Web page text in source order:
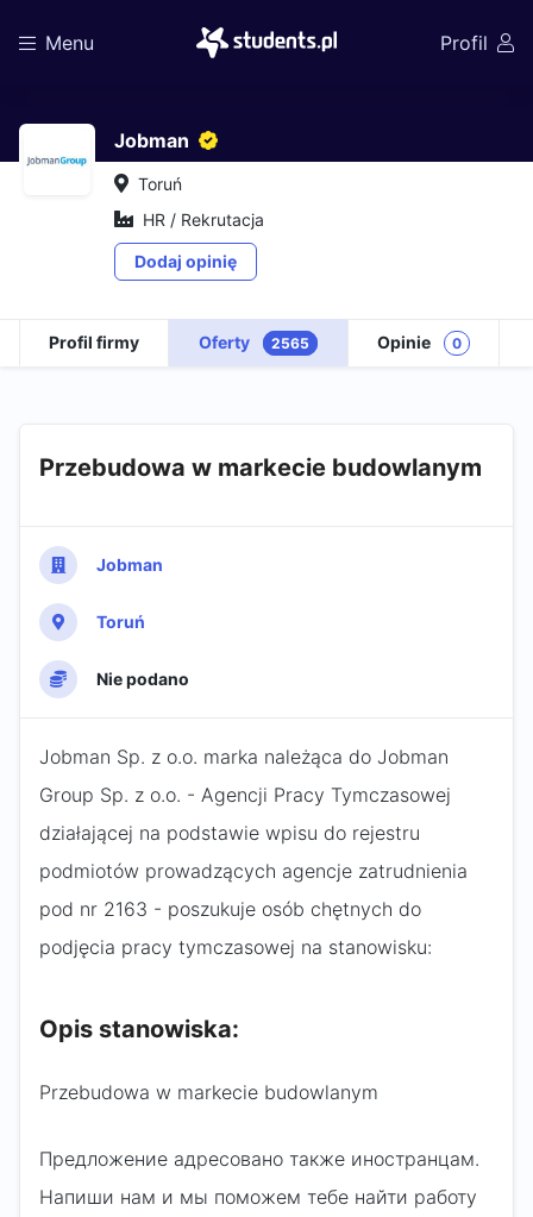
Menu Profil
Jobman
Toruń
HR / Rekrutacja
Dodaj opinię
Profil firmy Oferty 2565 Opinie 0
Przebudowa w markecie budowlanym
Jobman
Toruń
Nie podano
Jobman Sp. z o.o. marka należąca do Jobman
Group Sp. z o.o. - Agencji Pracy Tymczasowej
działającej na podstawie wpisu do rejestru
podmiotów prowadzących agencje zatrudnienia
pod nr 2163 - poszukuje osób chętnych do
podjęcia pracy tymczasowej na stanowisku:
Opis stanowiska:
Przebudowa w markecie budowlanym
Предложение адресовано также иностранцам.
Напиши нам и мы поможем тебе найти работу